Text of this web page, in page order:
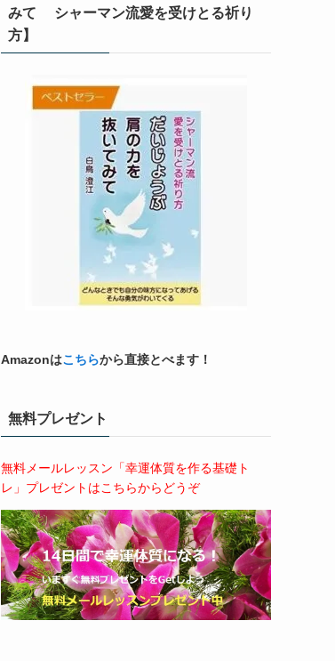
みて シャーマン流愛を受けとる祈り
方】
Amazonはこちらから直接とべます！
無料プレゼント
無料メールレッスン「幸運体質を作る基礎ト
レ」プレゼントはこちらからどうぞ